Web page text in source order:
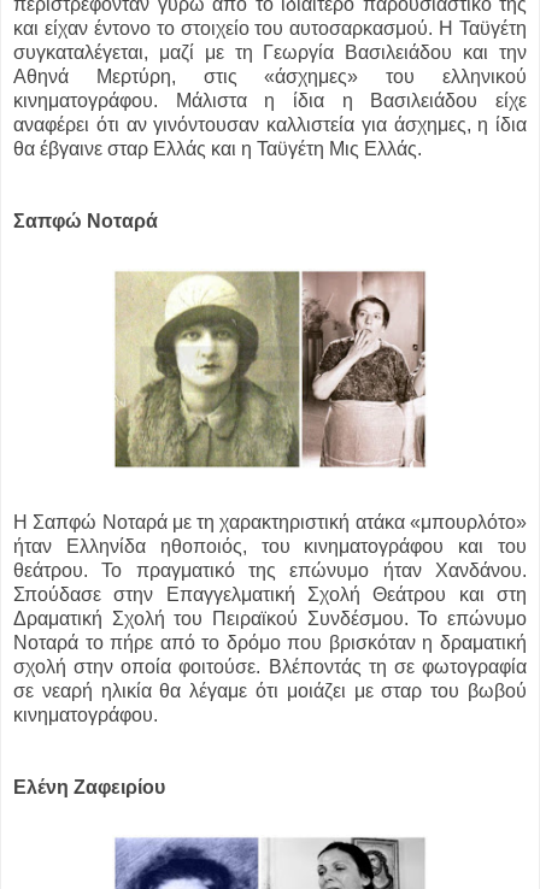
περιστρέφονταν γύρω από το ιδιαίτερο παρουσιαστικό της
και είχαν έντονο το στοιχείο του αυτοσαρκασμού. Η Ταϋγέτη
συγκαταλέγεται, μαζί με τη Γεωργία Βασιλειάδου και την
Αθηνά Μερτύρη, στις «άσχημες» του ελληνικού
κινηματογράφου. Μάλιστα η ίδια η Βασιλειάδου είχε
αναφέρει ότι αν γινόντουσαν καλλιστεία για άσχημες, η ίδια
θα έβγαινε σταρ Ελλάς και η Ταϋγέτη Μις Ελλάς.
Σαπφώ Νοταρά
Η Σαπφώ Νοταρά με τη χαρακτηριστική ατάκα «μπουρλότο»
ήταν Ελληνίδα ηθοποιός, του κινηματογράφου και του
θεάτρου. Το πραγματικό της επώνυμο ήταν Χανδάνου.
Σπούδασε στην Επαγγελματική Σχολή Θεάτρου και στη
Δραματική Σχολή του Πειραϊκού Συνδέσμου. Το επώνυμο
Νοταρά το πήρε από το δρόμο που βρισκόταν η δραματική
σχολή στην οποία φοιτούσε. Βλέποντάς τη σε φωτογραφία
σε νεαρή ηλικία θα λέγαμε ότι μοιάζει με σταρ του βωβού
κινηματογράφου.
Ελένη Ζαφειρίου